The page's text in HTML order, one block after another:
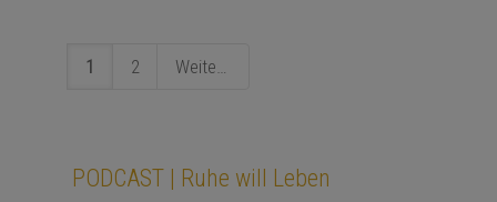
1 2 Weiter
PODCAST | Ruhe will Leben